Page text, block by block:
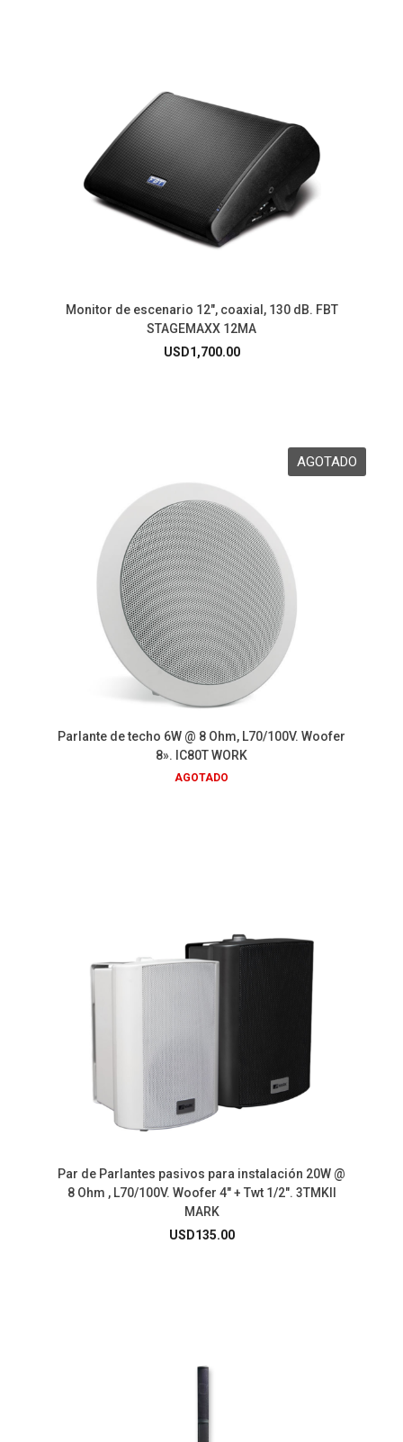
Monitor de escenario 12″, coaxial, 130 dB. FBT
STAGEMAXX 12MA
USD1,700.00
Parlante de techo 6W @ 8 Ohm, L70/100V. Woofer
8». IC80T WORK
AGOTADO
Par de Parlantes pasivos para instalación 20W @
8 Ohm , L70/100V. Woofer 4″ + Twt 1/2″. 3TMKII
MARK
USD135.00